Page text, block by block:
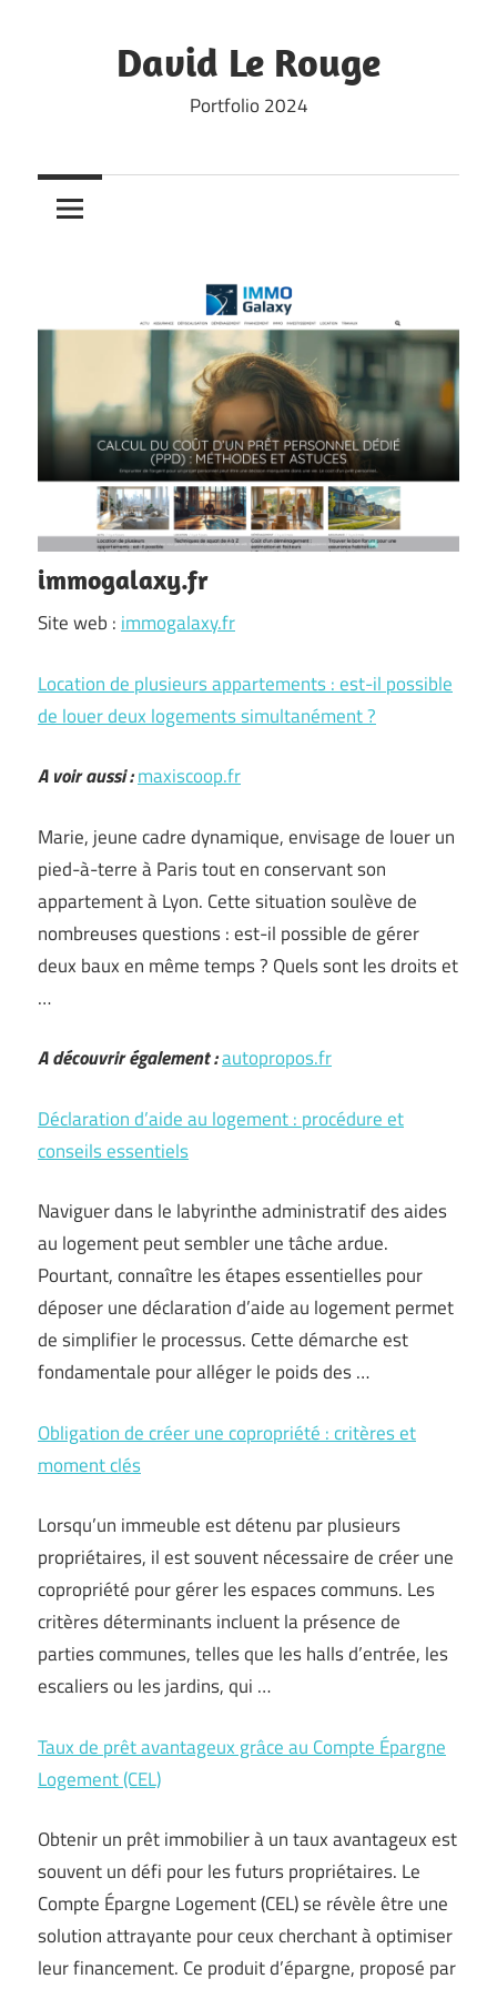
David Le Rouge
Portfolio 2024
immogalaxy.fr
Site web : immogalaxy.fr
Location de plusieurs appartements : est-il possible
de louer deux logements simultanément ?
A voir aussi :maxiscoop.fr
Marie, jeune cadre dynamique, envisage de louer un
pied-à-terre à Paris tout en conservant son
appartement à Lyon. Cette situation soulève de
nombreuses questions : est-il possible de gérer
deux baux en même temps ? Quels sont les droits et
…
A découvrir également :autopropos.fr
Déclaration d’aide au logement : procédure et
conseils essentiels
Naviguer dans le labyrinthe administratif des aides
au logement peut sembler une tâche ardue.
Pourtant, connaître les étapes essentielles pour
déposer une déclaration d’aide au logement permet
de simplifier le processus. Cette démarche est
fondamentale pour alléger le poids des …
Obligation de créer une copropriété : critères et
moment clés
Lorsqu’un immeuble est détenu par plusieurs
propriétaires, il est souvent nécessaire de créer une
copropriété pour gérer les espaces communs. Les
critères déterminants incluent la présence de
parties communes, telles que les halls d’entrée, les
escaliers ou les jardins, qui …
Taux de prêt avantageux grâce au Compte Épargne
Logement (CEL)
Obtenir un prêt immobilier à un taux avantageux est
souvent un défi pour les futurs propriétaires. Le
Compte Épargne Logement (CEL) se révèle être une
solution attrayante pour ceux cherchant à optimiser
leur financement. Ce produit d’épargne, proposé par